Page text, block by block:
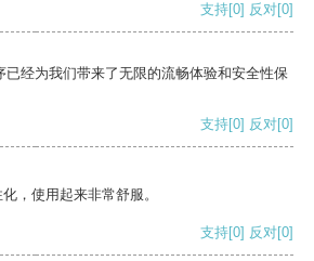
支持[0] 反对[0]
经为我们带来了无限的流畅体验和安全性保
支持[0] 反对[0]
，使用起来非常舒服。
支持[0] 反对[0]